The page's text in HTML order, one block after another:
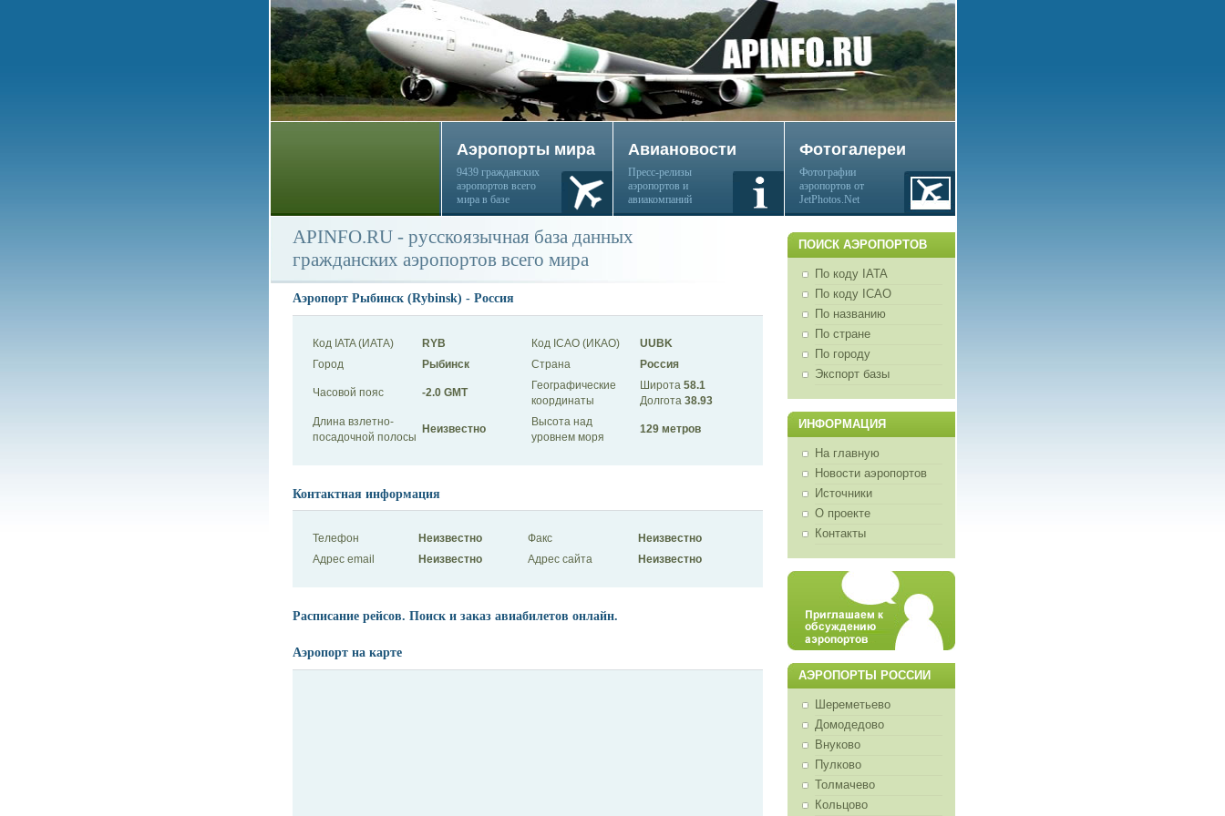
Аэропорты мира
9439 гражданских
аэропортов всего
мира в базе
Авиановости
Пресс-релизы
аэропортов и
авиакомпаний
Фотогалереи
Фотографии
аэропортов от
JetPhotos.Net
ПОИСК АЭРОПОРТОВ
По коду IATA
По коду ICAO
По названию
По стране
По городу
Экспорт базы
ИНФОРМАЦИЯ
На главную
Новости аэропортов
Источники
О проекте
Контакты
АЭРОПОРТЫ РОССИИ
Шереметьево
Домодедово
Внуково
Пулково
Толмачево
Кольцово
APINFO.RU - русскоязычная база данных
гражданских аэропортов всего мира
Аэропорт Рыбинск (Rybinsk) - Россия
Код IATA (ИАТА) RYB Код ICAO (ИКАО)
UUBK
Город
Рыбинск Страна Россия
Часовой пояс -2.0 GMT
Географические
координаты
Широта 58.1
Долгота 38.93
Длина взлетно-
посадочной полосы
Неизвестно
Высота над
уровнем моря
129 метров
Контактная информация
Телефон Неизвестно Факс
Неизвестно
Адрес email
Неизвестно Адрес сайта Неизвестно
Расписание рейсов. Поиск и заказ авиабилетов онлайн.
Аэропорт на карте